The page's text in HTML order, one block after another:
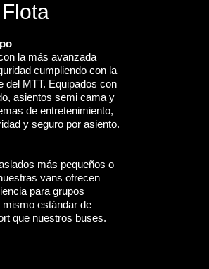
la más avanzada
cumpliendo con la
del MTT. Equipados con
asientos semi cama y
de entretenimiento,
y seguro por asiento.
más pequeños o
vans ofrecen
para grupos
estándar de
que nuestros buses.